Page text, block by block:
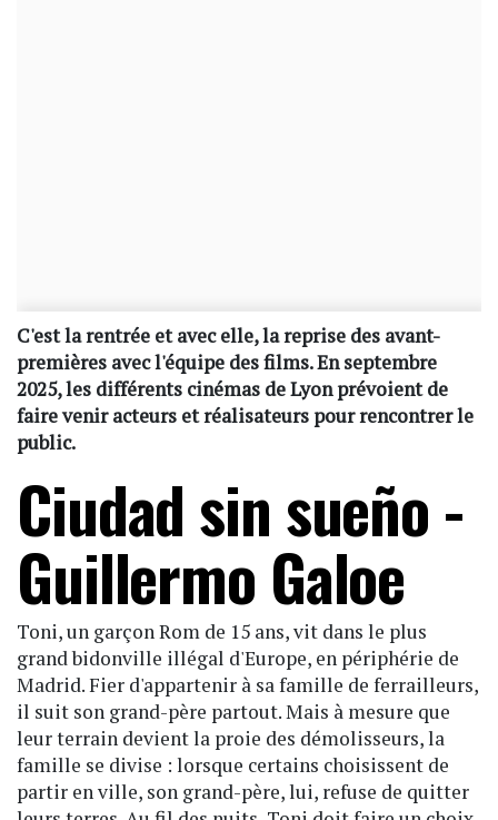
C'est la rentrée et avec elle, la reprise des avant-
premières avec l'équipe des films. En septembre
2025, les différents cinémas de Lyon prévoient de
faire venir acteurs et réalisateurs pour rencontrer le
public.
Ciudad sin sueño -
Guillermo Galoe
Toni, un garçon Rom de 15 ans, vit dans le plus
grand bidonville illégal d'Europe, en périphérie de
Madrid. Fier d'appartenir à sa famille de ferrailleurs,
il suit son grand-père partout. Mais à mesure que
leur terrain devient la proie des démolisseurs, la
famille se divise : lorsque certains choisissent de
partir en ville, son grand-père, lui, refuse de quitter